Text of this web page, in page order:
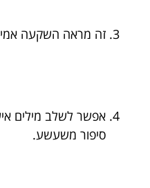
זה מראה השקעה
אפשר לשלב מילים
סיפור משעשע.